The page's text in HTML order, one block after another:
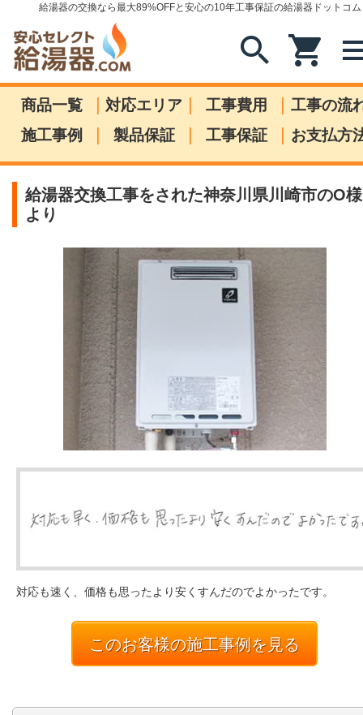
給湯器の交換なら最大89%OFFと安心の10年工事保証の給湯器ドットコム
search shopping_cart
商品一覧 | 対応エリア | 工事費用 | 工事の流
施工事例
| 製品保証 | 工事保証 | お支払方
給湯器交換工事をされた神奈川県川崎市のO様
より
対応も速く、価格も思ったより安くすんだのでよかったです。
このお客様の施工事例を見る